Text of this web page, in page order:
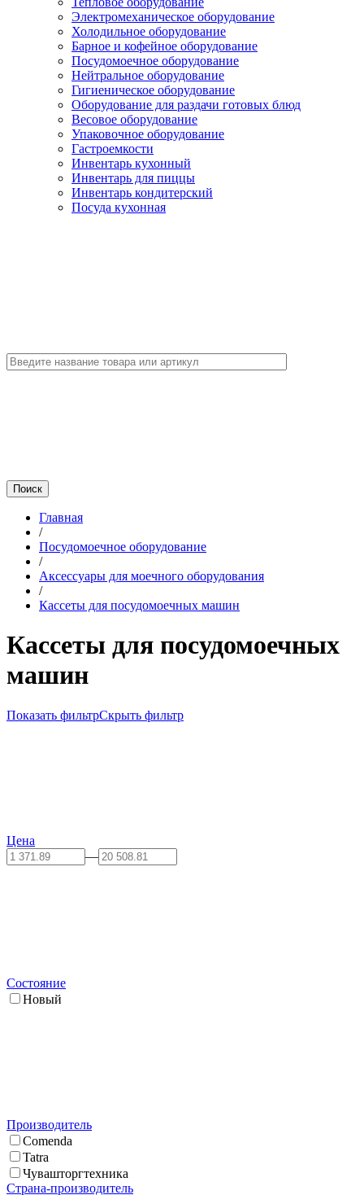
Электромеханическое оборудование
Холодильное оборудование
Барное и кофейное оборудование
Посудомоечное оборудование
Нейтральное оборудование
Гигиеническое оборудование
Оборудование для раздачи готовых блюд
Весовое оборудование
Упаковочное оборудование
Гастроемкости
Инвентарь кухонный
Инвентарь для пиццы
Инвентарь кондитерский
Посуда кухонная
Главная
/
Посудомоечное оборудование
/
Аксессуары для моечного оборудования
/
Кассеты для посудомоечных машин
Кассеты для посудомоечных
машин
Показать фильтрСкрыть фильтр
Цена
—
Состояние
Новый
Производитель
Comenda
Tatra
Чувашторгтехника
Страна-производитель